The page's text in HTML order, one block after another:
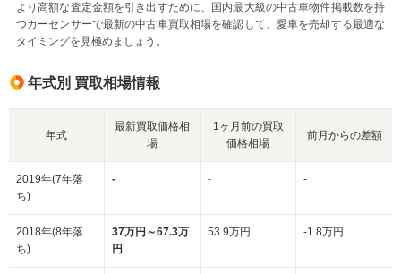
より高額な査定金額を引き出すために、国内最大級の中古車物件掲載数を持
つカーセンサーで最新の中古車買取相場を確認して、愛車を売却する最適な
タイミングを見極めましょう。
年式別 買取相場情報
年式
最新買取価格相
場
1ヶ月前の買取
価格相場
前月からの差額
2019年(7年落
ち)
- - -
2018年(8年落
ち)
37万円～67.3万
円
53.9万円 -1.8万円